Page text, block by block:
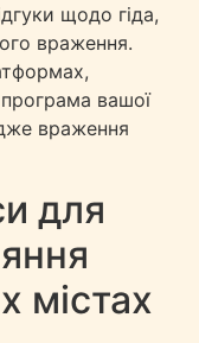
щодо гіда,
враження.
вашої
враження
для
містах